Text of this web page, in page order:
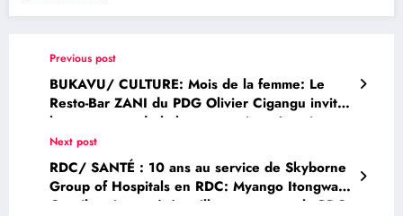
Previous post
BUKAVU/ CULTURE: Mois de la femme: Le
Resto-Bar ZANI du PDG Olivier Cigangu invite
les amoureux de la bonne musique à assister
au special karaoke acoustique, dénommé
« Piano Bar » dès ce Mercredi 13 Mars 2024
avec l’artiste Rachel Moza
Next post
RDC/ SANTÉ : 10 ans au service de Skyborne
Group of Hospitals en RDC: Myango Itongwa
Gentil toujours côté meilleur agent par le PDG